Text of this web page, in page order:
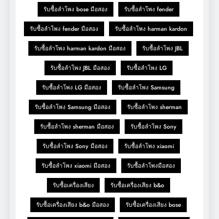
รับซื้อลำโพง bose มือสอง รับซื้อลำโพง fender
รับซื้อลำโพง fender มือสอง รับซื้อลำโพง harman kardon
รับซื้อลำโพง harman kardon มือสอง รับซื้อลำโพง JBL
รับซื้อลำโพง JBL มือสอง รับซื้อลำโพง LG
รับซื้อลำโพง LG มือสอง รับซื้อลำโพง Samsung
รับซื้อลำโพง Samsung มือสอง รับซื้อลำโพง sherman
รับซื้อลำโพง sherman มือสอง รับซื้อลำโพง Sony
รับซื้อลำโพง Sony มือสอง รับซื้อลำโพง xiaomi
รับซื้อลำโพง xiaomi มือสอง รับซื้อลำโพงมือสอง
รับซื้อเครื่องเสียง รับซื้อเครื่องเสียง b&o
รับซื้อเครื่องเสียง b&o มือสอง รับซื้อเครื่องเสียง bose